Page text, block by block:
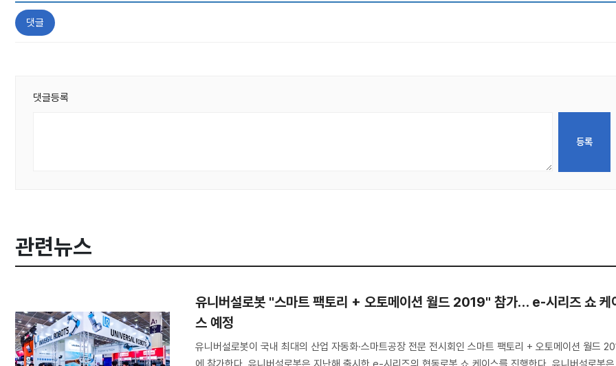
댓글
댓글등록
관련뉴스
유니버설로봇 "스마트 팩토리 + 오토메이션 월드 2019" 참가… e-시리즈 쇼 케
스 예정
유니버설로봇이 국내 최대의 산업 자동화·스마트공장 전문 전시회인 스마트 팩토리 + 오토메이션 월드